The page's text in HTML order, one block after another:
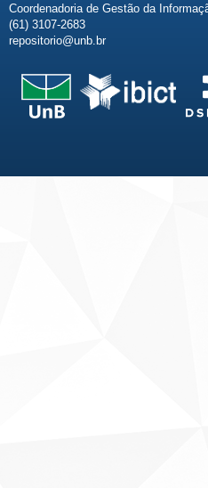
Coordenadoria de Gestão da
(61) 3107-2683
repositorio@unb.br